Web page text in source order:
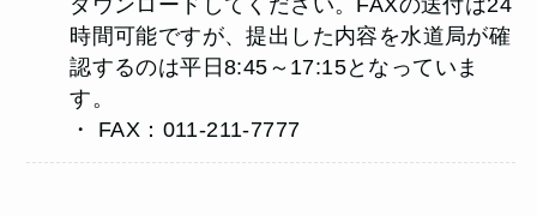
ダウンロードしてください。FAXの送付は24
時間可能ですが、提出した内容を水道局が確
認するのは平日8:45～17:15となっていま
す。
・ FAX：011-211-7777